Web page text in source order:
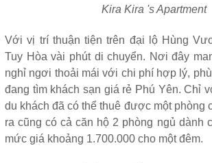
Kira Kira 's Apartment
Với vị trí thuận tiện trên đại lộ Hùng
Tuy Hòa vài phút di chuyển. Nơi đây
nghỉ ngơi thoải mái với chi phí hợp lý,
đang tìm khách sạn giá rẻ Phú Yên. Chỉ
du khách đã có thể thuê được một phòng
ra cũng có cả căn hộ 2 phòng ngủ dành
mức giá khoảng 1.700.000 cho một đêm.